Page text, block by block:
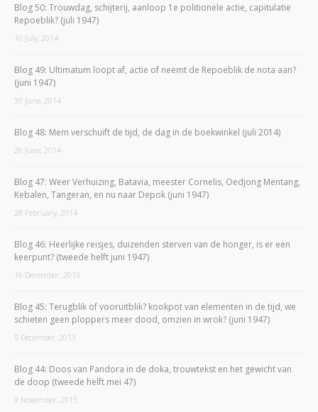
Blog 50: Trouwdag, schijterij, aanloop 1e politionele actie, capitulatie
Repoeblik? (juli 1947)
10 July, 2014
Blog 49: Ultimatum loopt af, actie of neemt de Repoeblik de nota aan?
(juni 1947)
30 June, 2014
Blog 48: Mem verschuift de tijd, de dag in de boekwinkel (juli 2014)
26 June, 2014
Blog 47: Weer Verhuizing, Batavia, meester Cornelis, Oedjong Mentang,
Kebalen, Tangeran, en nu naar Depok (juni 1947)
28 February, 2014
Blog 46: Heerlijke reisjes, duizenden sterven van de honger, is er een
keerpunt? (tweede helft juni 1947)
16 December, 2013
Blog 45: Terugblik of vooruitblik? kookpot van elementen in de tijd, we
schieten geen ploppers meer dood, omzien in wrok? (juni 1947)
5 December, 2013
Blog 44: Doos van Pandora in de doka, trouwtekst en het gewicht van
de doop (tweede helft mei 47)
9 November, 2013